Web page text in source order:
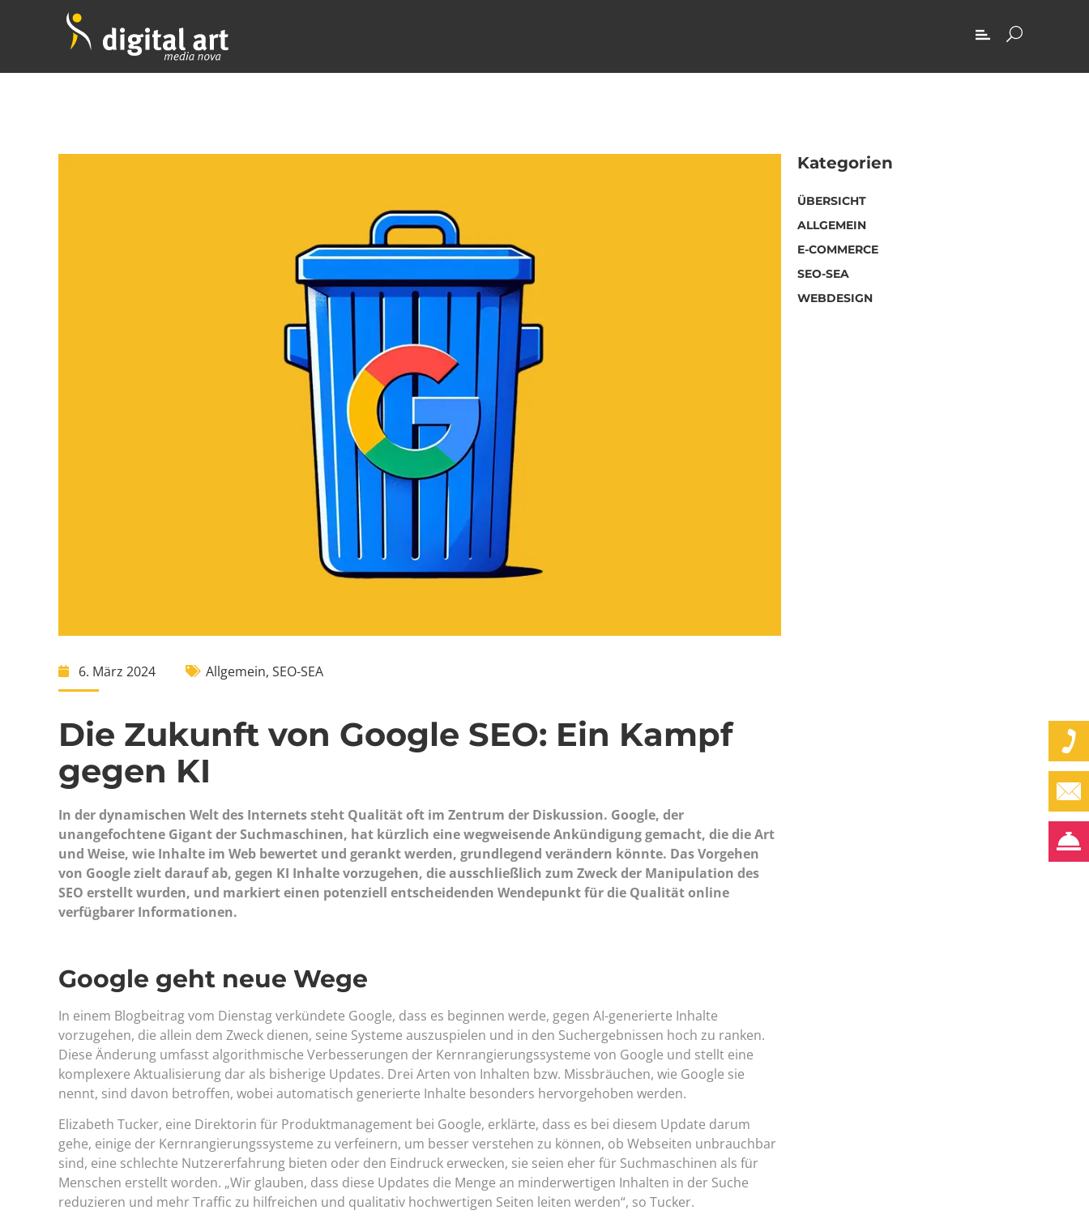
6. März 2024 Allgemein, SEO-SEA
Die Zukunft von Google SEO: Ein Kampf
gegen KI
In der dynamischen Welt des Internets steht Qualität oft im Zentrum der Diskussion. Google, der
unangefochtene Gigant der Suchmaschinen, hat kürzlich eine wegweisende Ankündigung gemacht, die die Art
und Weise, wie Inhalte im Web bewertet und gerankt werden, grundlegend verändern könnte. Das Vorgehen
von Google zielt darauf ab, gegen KI Inhalte vorzugehen, die ausschließlich zum Zweck der Manipulation des
SEO erstellt wurden, und markiert einen potenziell entscheidenden Wendepunkt für die Qualität online
verfügbarer Informationen.
Google geht neue Wege
In einem Blogbeitrag vom Dienstag verkündete Google, dass es beginnen werde, gegen AI-generierte Inhalte
vorzugehen, die allein dem Zweck dienen, seine Systeme auszuspielen und in den Suchergebnissen hoch zu ranken.
Diese Änderung umfasst algorithmische Verbesserungen der Kernrangierungssysteme von Google und stellt eine
komplexere Aktualisierung dar als bisherige Updates. Drei Arten von Inhalten bzw. Missbräuchen, wie Google sie
nennt, sind davon betroffen, wobei automatisch generierte Inhalte besonders hervorgehoben werden.
Elizabeth Tucker, eine Direktorin für Produktmanagement bei Google, erklärte, dass es bei diesem Update darum
gehe, einige der Kernrangierungssysteme zu verfeinern, um besser verstehen zu können, ob Webseiten unbrauchbar
sind, eine schlechte Nutzererfahrung bieten oder den Eindruck erwecken, sie seien eher für Suchmaschinen als für
Menschen erstellt worden. „Wir glauben, dass diese Updates die Menge an minderwertigen Inhalten in der Suche
reduzieren und mehr Traffic zu hilfreichen und qualitativ hochwertigen Seiten leiten werden“, so Tucker.
Kategorien
ÜBERSICHT
ALLGEMEIN
E-COMMERCE
SEO-SEA
WEBDESIGN